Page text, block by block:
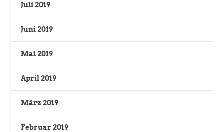
Juli 2019
Juni 2019
Mai 2019
April 2019
März 2019
Februar 2019